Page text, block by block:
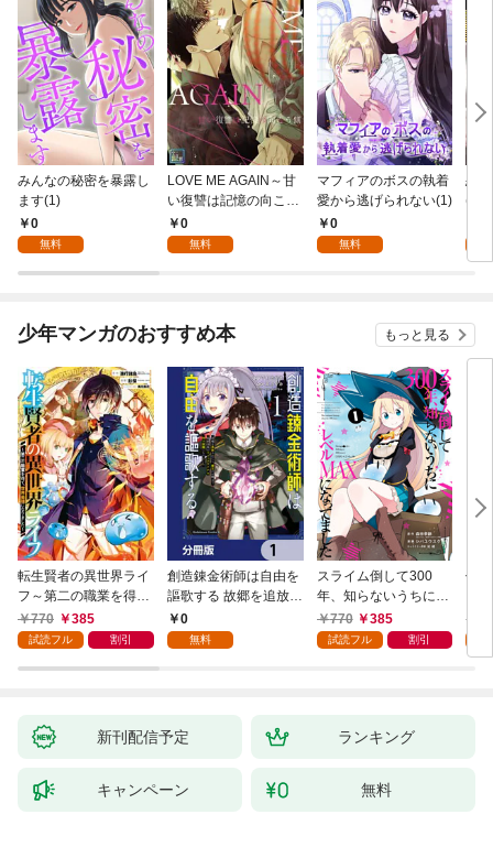
みんなの秘密を暴露し
ます(1)
0
無料
LOVE ME AGAIN～甘
い復讐は記憶の向こう
側～【全年齢版】(1)
0
無料
マフィアのボスの執着
愛から逃げられない(1)
0
無料
恋
(1)
少年マンガのおすすめ本 もっと見る
転生賢者の異世界ライ
フ～第二の職業を得
て、世界最強になりま
した～ 1巻
770 385
試読フル 割引
創造錬金術師は自由を
謳歌する 故郷を追放さ
れたら、魔王のお膝元
で超絶効果のマジック
0
無料
スライム倒して300
年、知らないうちにレ
ベルMAXになってまし
た 1巻
770 385
試読フル 割引
信
新刊配信予定 ランキング
キャンペーン 無料